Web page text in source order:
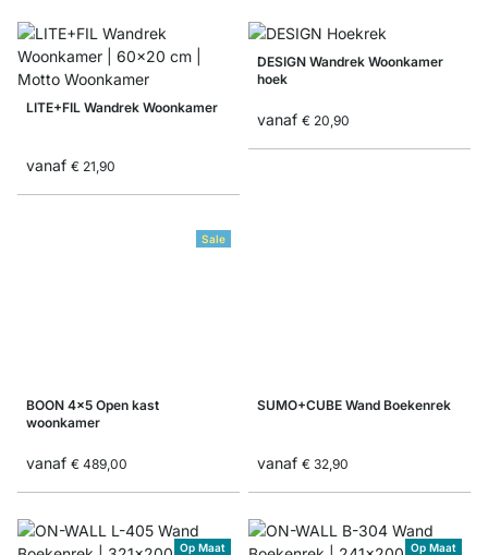
LITE+FIL Wandrek Woonkamer
vanaf € 21,90
DESIGN Wandrek Woonkamer
hoek
vanaf € 20,90
Sale
BOON 4x5 Open kast
woonkamer
vanaf € 489,00
SUMO+CUBE Wand Boekenrek
vanaf € 32,90
Op Maat Op Maat